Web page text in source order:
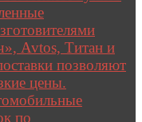
Avtos, Титан и
позволяют
цены.
по